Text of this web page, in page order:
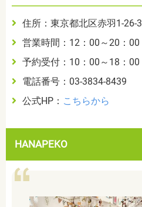
住所：東京都北区赤羽1-26-3
営業時間：12：00～20：00
予約受付：10：00～18：00
電話番号：03-3834-8439
公式HP： こちらから
HANAPEKO